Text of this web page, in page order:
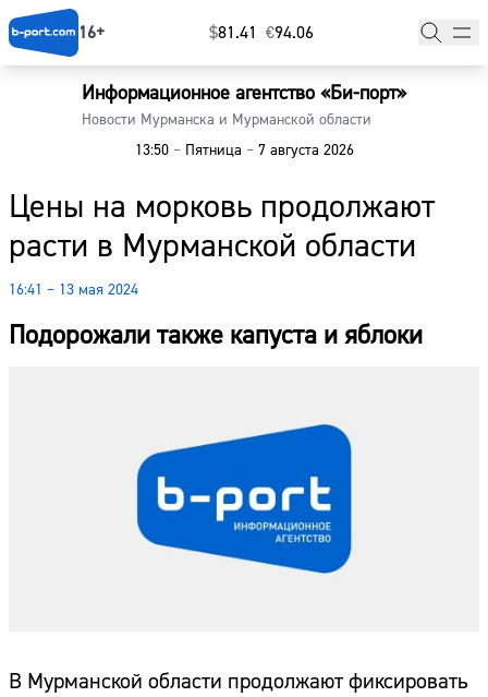
16+ $⁠81.41 €⁠94.06
Информационное агентство «Би-порт»
Новости Мурманска и Мурманской области
13:50 –Пятница –7 августа 2026
Цены на морковь продолжают
расти в Мурманской области
16:41 – 13 мая 2024
Подорожали также капуста и яблоки
В Мурманской области продолжают фиксировать
Главная
Наши гости
Фоторепортажи
Погода